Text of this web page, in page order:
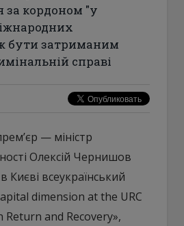
за кордоном "у
бути затриманим
справі
— міністр
Олексій Чернишов
Києві всеукраїнський
dimension at the URC
Return and Recovery»,